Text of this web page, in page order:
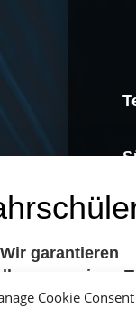
Cookie Consent
Wir garantieren
von wenigen
und